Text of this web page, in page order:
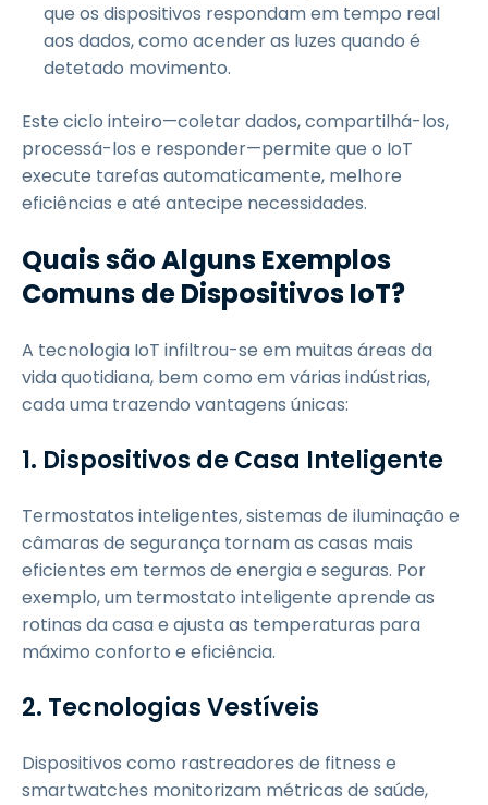
que os dispositivos respondam em tempo real
aos dados, como acender as luzes quando é
detetado movimento.
Este ciclo inteiro—coletar dados, compartilhá-los,
processá-los e responder—permite que o IoT
execute tarefas automaticamente, melhore
eficiências e até antecipe necessidades.
Quais são Alguns Exemplos
Comuns de Dispositivos IoT?
A tecnologia IoT infiltrou-se em muitas áreas da
vida quotidiana, bem como em várias indústrias,
cada uma trazendo vantagens únicas:
1. Dispositivos de Casa Inteligente
Termostatos inteligentes, sistemas de iluminação e
câmaras de segurança tornam as casas mais
eficientes em termos de energia e seguras. Por
exemplo, um termostato inteligente aprende as
rotinas da casa e ajusta as temperaturas para
máximo conforto e eficiência.
2. Tecnologias Vestíveis
Dispositivos como rastreadores de fitness e
smartwatches monitorizam métricas de saúde,